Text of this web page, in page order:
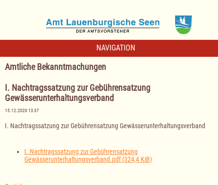
NAVIGATION
Amtliche Bekanntmachungen
I. Nachtragssatzung zur Gebührensatzung
Gewässerunterhaltungsverband
15.12.2020 13:37
I. Nachtragssatzung zur Gebührensatzung Gewässerunterhaltungsverband
I. Nachtragssatzung zur Gebührensatzung
Gewässerunterhaltungsverband.pdf(324,4 KiB)